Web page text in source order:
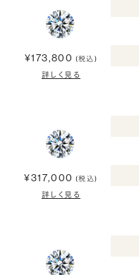
¥173,800 (税込)
詳しく見る
¥317,000 (税込)
詳しく見る